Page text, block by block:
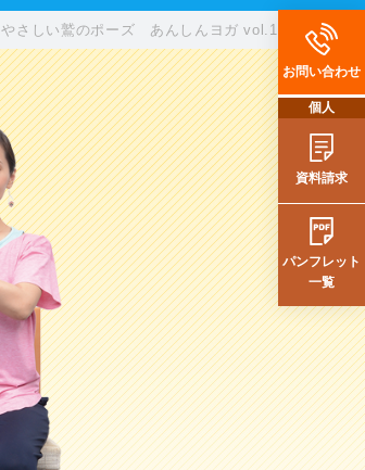
やさしい鷲のポーズ あんしんヨガ vol.14
お問い合わせ
個人
資料請求
パンフレット
一覧